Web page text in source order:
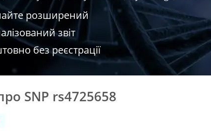
розширений
звіт
без реєстрації
SNP rs4725658